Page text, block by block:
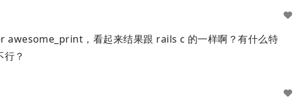
，看起来结果跟 rails c 的一样啊？有什么特
？